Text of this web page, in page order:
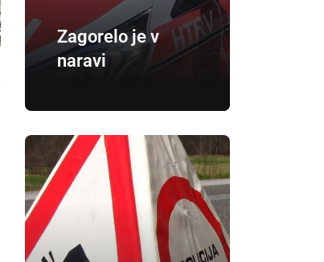
Zagorelo je v
naravi